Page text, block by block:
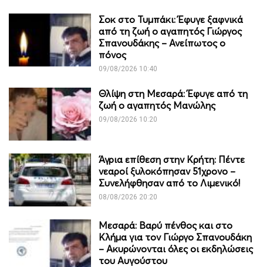
Σοκ στο Τυμπάκι: Έφυγε ξαφνικά
από τη ζωή ο αγαπητός Γιώργος
Σπανουδάκης – Ανείπωτος ο
πόνος
09/08/2026 10:40
Θλίψη στη Μεσαρά: Έφυγε από τη
ζωή ο αγαπητός Μανώλης
09/08/2026 10:20
Άγρια επίθεση στην Κρήτη: Πέντε
νεαροί ξυλοκόπησαν 51χρονο –
Συνελήφθησαν από το Λιμενικό!
08/08/2026 20:20
Μεσαρά: Βαρύ πένθος και στο
Κλήμα για τον Γιώργο Σπανουδάκη
– Ακυρώνονται όλες οι εκδηλώσεις
του Αυγούστου